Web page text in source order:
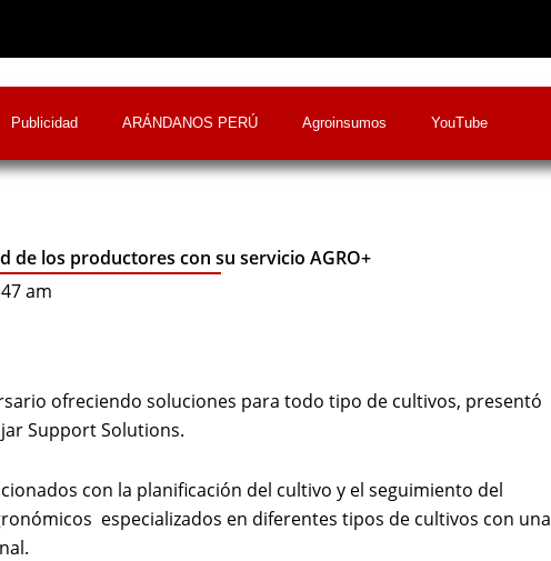
Publicidad ARÁNDANOS PERÚ Agroinsumos YouTube
de los productores con su servicio AGRO+
am
ofreciendo soluciones para todo tipo de cultivos, presentó
Support Solutions.
con la planificación del cultivo y el seguimiento del
especializados en diferentes tipos de cultivos con una